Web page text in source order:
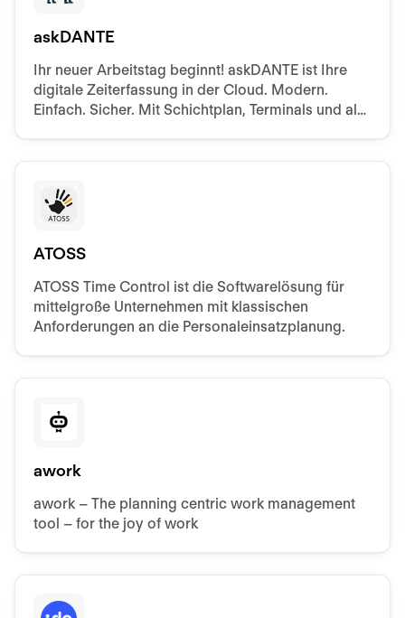
askDANTE
Ihr neuer Arbeitstag beginnt! askDANTE ist Ihre
digitale Zeiterfassung in der Cloud. Modern.
Einfach. Sicher. Mit Schichtplan, Terminals und als
ATOSS
ATOSS Time Control ist die Softwarelösung für
mittelgroße Unternehmen mit klassischen
Anforderungen an die Personaleinsatzplanung.
awork
awork – The planning centric work management
tool – for the joy of work